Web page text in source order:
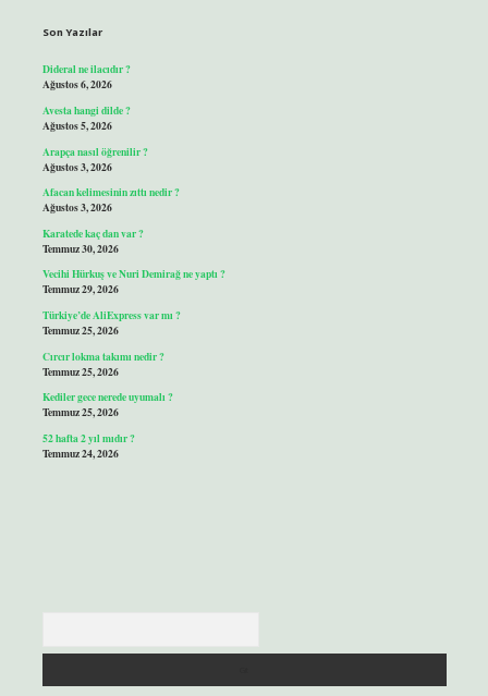
Son Yazılar
Dideral ne ilacıdır ?
Ağustos 6, 2026
Avesta hangi dilde ?
Ağustos 5, 2026
Arapça nasıl öğrenilir ?
Ağustos 3, 2026
Afacan kelimesinin zıttı nedir ?
Ağustos 3, 2026
Karatede kaç dan var ?
Temmuz 30, 2026
Vecihi Hürkuş ve Nuri Demirağ ne yaptı ?
Temmuz 29, 2026
Türkiye’de AliExpress var mı ?
Temmuz 25, 2026
Cırcır lokma takımı nedir ?
Temmuz 25, 2026
Kediler gece nerede uyumalı ?
Temmuz 25, 2026
52 hafta 2 yıl mıdır ?
Temmuz 24, 2026